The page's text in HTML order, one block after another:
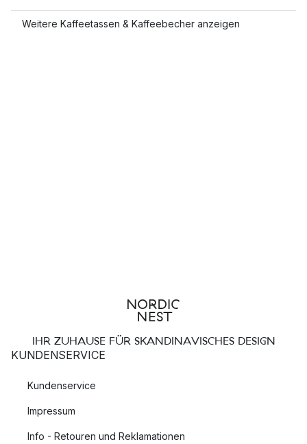
Weitere Kaffeetassen & Kaffeebecher anzeigen
IHR ZUHAUSE FÜR SKANDINAVISCHES DESIGN
KUNDENSERVICE
Kundenservice
Impressum
Info - Retouren und Reklamationen